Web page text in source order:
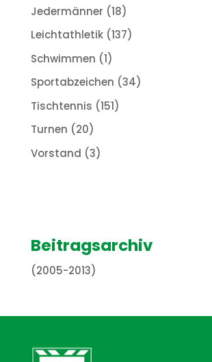
Jedermänner (18)
Leichtathletik(137)
Schwimmen (1)
Sportabzeichen (34)
Tischtennis (151)
Turnen (20)
Vorstand (3)
Beitragsarchiv
(2005-2013)